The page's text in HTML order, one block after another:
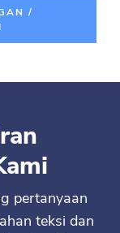
/
pertanyaan
teksi dan